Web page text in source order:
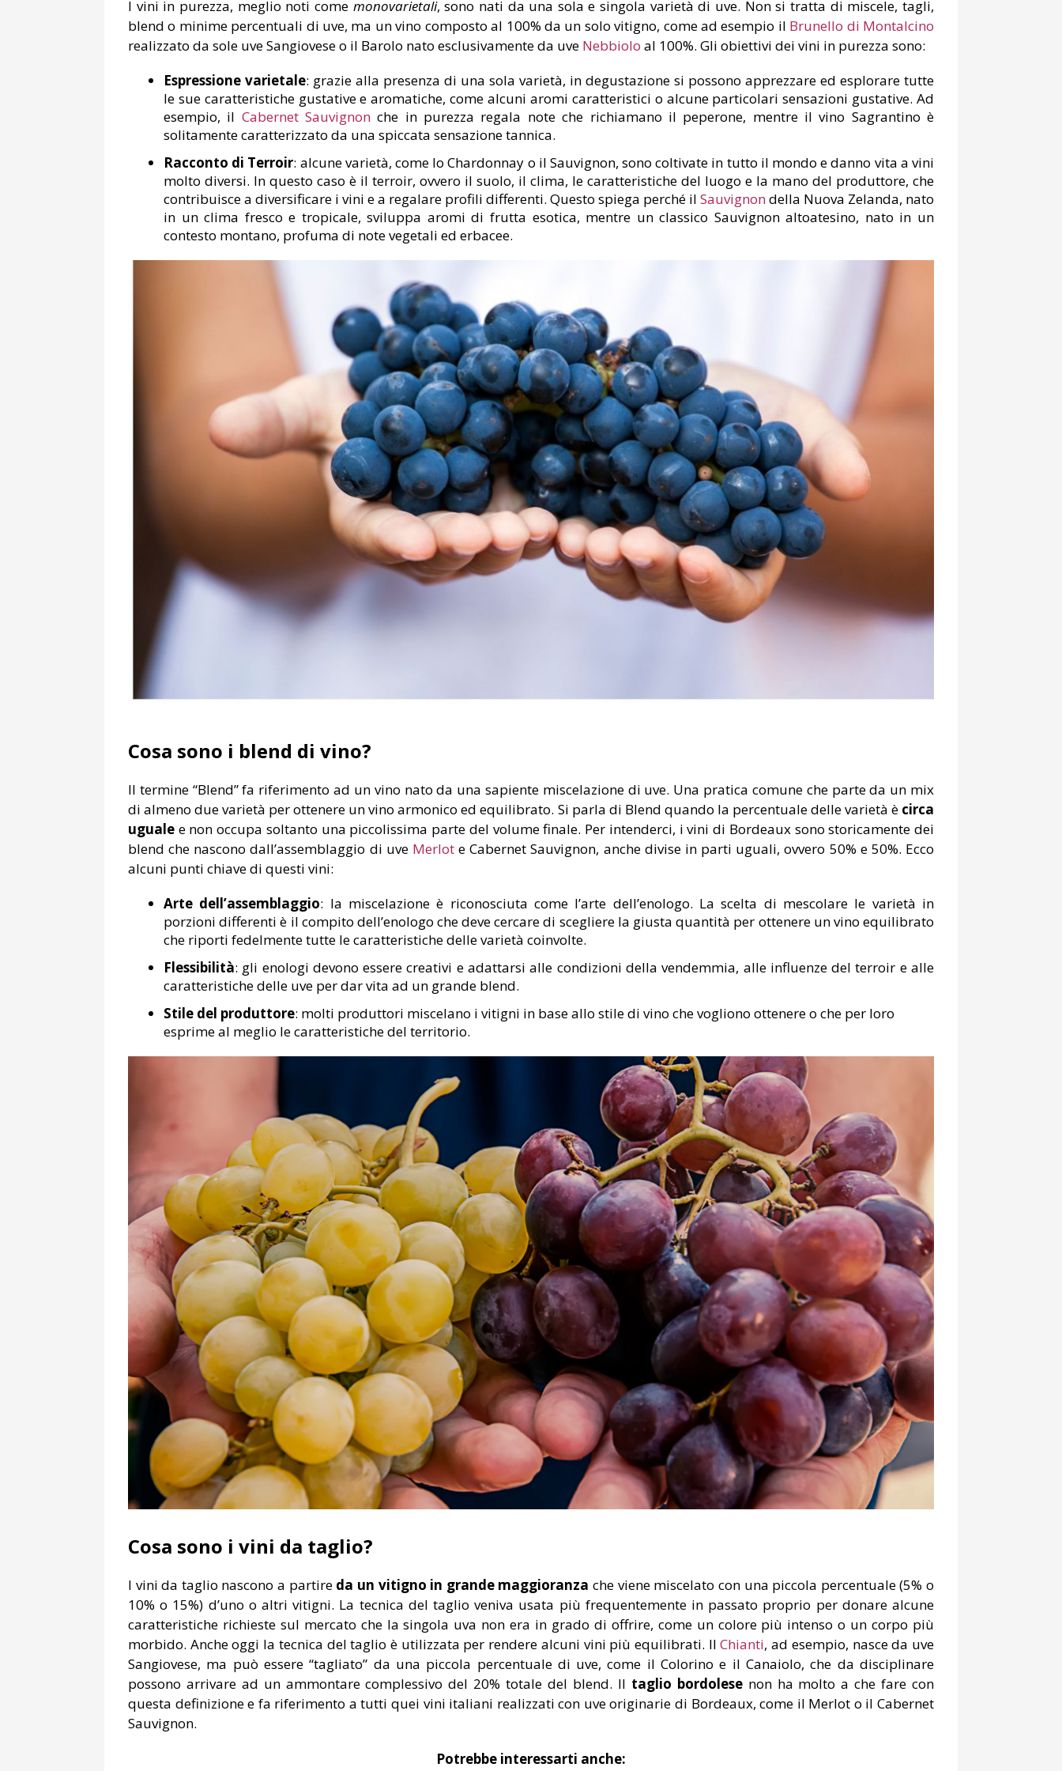
I vini in purezza, meglio noti come monovarietali, sono nati da una sola e singola varietà di uve. Non si tratta di miscele, tagli,
blend o minime percentuali di uve, ma un vino composto al 100% da un solo vitigno, come ad esempio il Brunello di Montalcino
realizzato da sole uve Sangiovese o il Barolo nato esclusivamente da uve Nebbiolo al 100%. Gli obiettivi dei vini in purezza sono:
Espressione varietale: grazie alla presenza di una sola varietà, in degustazione si possono apprezzare ed esplorare tutte
le sue caratteristiche gustative e aromatiche, come alcuni aromi caratteristici o alcune particolari sensazioni gustative. Ad
esempio, il Cabernet Sauvignon che in purezza regala note che richiamano il peperone, mentre il vino Sagrantino è
solitamente caratterizzato da una spiccata sensazione tannica.
Racconto di Terroir: alcune varietà, come lo Chardonnay o il Sauvignon, sono coltivate in tutto il mondo e danno vita a vini
molto diversi. In questo caso è il terroir, ovvero il suolo, il clima, le caratteristiche del luogo e la mano del produttore, che
contribuisce a diversificare i vini e a regalare profili differenti. Questo spiega perché il Sauvignondella Nuova Zelanda, nato
in un clima fresco e tropicale, sviluppa aromi di frutta esotica, mentre un classico Sauvignon altoatesino, nato in un
contesto montano, profuma di note vegetali ed erbacee.
Cosa sono i blend di vino?
Il termine “Blend” fa riferimento ad un vino nato da una sapiente miscelazione di uve. Una pratica comune che parte da un mix
di almeno due varietà per ottenere un vino armonico ed equilibrato. Si parla di Blend quando la percentuale delle varietà è circa
uguale e non occupa soltanto una piccolissima parte del volume finale. Per intenderci, i vini di Bordeaux sono storicamente dei
blend che nascono dall’assemblaggio di uve Merlote Cabernet Sauvignon, anche divise in parti uguali, ovvero 50% e 50%. Ecco
alcuni punti chiave di questi vini:
Arte dell’assemblaggio: la miscelazione è riconosciuta come l’arte dell’enologo. La scelta di mescolare le varietà in
porzioni differenti è il compito dell’enologo che deve cercare di scegliere la giusta quantità per ottenere un vino equilibrato
che riporti fedelmente tutte le caratteristiche delle varietà coinvolte.
Flessibilità: gli enologi devono essere creativi e adattarsi alle condizioni della vendemmia, alle influenze del terroir e alle
caratteristiche delle uve per dar vita ad un grande blend.
Stile del produttore: molti produttori miscelano i vitigni in base allo stile di vino che vogliono ottenere o che per loro
esprime al meglio le caratteristiche del territorio.
Cosa sono i vini da taglio?
I vini da taglio nascono a partire da un vitigno in grande maggioranzache viene miscelato con una piccola percentuale (5% o
10% o 15%) d’uno o altri vitigni. La tecnica del taglio veniva usata più frequentemente in passato proprio per donare alcune
caratteristiche richieste sul mercato che la singola uva non era in grado di offrire, come un colore più intenso o un corpo più
morbido. Anche oggi la tecnica del taglio è utilizzata per rendere alcuni vini più equilibrati. IlChianti, ad esempio, nasce da uve
Sangiovese, ma può essere “tagliato” da una piccola percentuale di uve, come il Colorino e il Canaiolo, che da disciplinare
possono arrivare ad un ammontare complessivo del 20% totale del blend. Il taglio bordolesenon ha molto a che fare con
questa definizione e fa riferimento a tutti quei vini italiani realizzati con uve originarie di Bordeaux, come il Merlot o il Cabernet
Sauvignon.
Potrebbe interessarti anche: